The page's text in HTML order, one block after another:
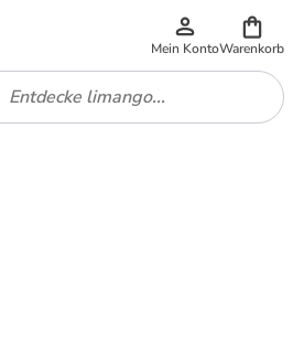
Mein KontoWarenkorb